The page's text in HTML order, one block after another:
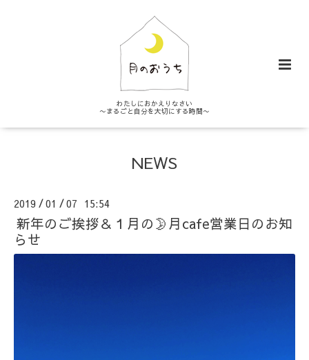
わたしにおかえりなさい
〜まるごと自分を大切にする時間〜
NEWS
2019 /01 /07 15:54
新年のご挨拶＆１月の🌛月cafe営業日のお知
らせ